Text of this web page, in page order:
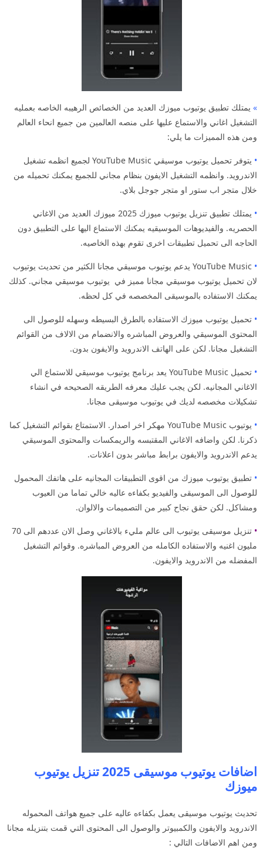
» يمتلك تطبيق يوتيوب ميوزك العديد من الخصائص الرهيبه الخاصه بعمليه
التشغيل اغاني والاستماع عليها على منصه العالمين من جميع انحاء العالم
ومن هذه المميزات ما يلي:
•
يتوفر تحميل يوتيوب موسيقي YouTube Music لجميع انظمه تشغيل
الاندرويد. وانظمه التشغيل الايفون بنظام مجاني للجميع يمكنك تحميله من
خلال متجر اب ستور او متجر جوجل بلاي.
•
يمتلك تطبيق تنزيل يوتيوب ميوزك 2025 ميوزك العديد من الاغاني
الحصريه. والفيديوهات الموسيقيه يمكنك الاستماع اليها على التطبيق دون
الحاجه الى تحميل تطبيقات اخرى تقوم بهذه الخاصيه.
•
YouTube Music يدعم يوتيوب موسيقي مجانا الكثير من تحديث يوتيوب
لان تحميل يوتيوب موسيقي مجانا مميز في يوتيوب موسيقي مجاني. كذلك
يمكنك الاستفاده بالموسيقى المخصصه في كل لحظه.
• تحميل يوتيوب ميوزك الاستفاده بالطرق البسيطه وسهله للوصول الى
المحتوى الموسيقي والعروض المباشره والانضمام من الالاف من القوائم
التشغيل مجانا. لكن على الهاتف الاندرويد والايفون بدون.
•
تحميل YouTube Music يعد برنامج يوتيوب موسيقي للاستماع الي
الاغاني المجانيه. لكن يجب عليك معرفه الطريقه الصحيحه في انشاء
تشكيلات مخصصه لديك في يوتيوب موسيقى مجانا.
•
يوتيوب YouTube Music مهكر اخر اصدار. الاستمتاع بقوائم التشغيل كما
ذكرنا. لكن واضافه الاغاني المقتبسه والريمكسات والمحتوى الموسيقي
يدعم الاندرويد والايفون برابط مباشر بدون اعلانات.
• تطبيق يوتيوب ميوزك من اقوى التطبيقات المجانيه على هاتفك المحمول
للوصول الى الموسيقى والفيديو بكفاءه عاليه خالي تماما من العيوب
ومشاكل. لكن حقق نجاح كبير من التصميمات والالوان.
•
تنزيل موسيقى يوتيوب الى عالم مليء بالاغاني وصل الان عددهم الى 70
مليون اغنيه والاستفاده الكامله من العروض المباشره. وقوائم التشغيل
المفضله من الاندرويد والايفون.
اضافات يوتيوب موسيقى 2025 تنزيل يوتيوب
ميوزك
تحديث يوتيوب موسيقى يعمل بكفاءه عاليه على جميع هواتف المحموله
الاندرويد والايفون والكمبيوتر والوصول الى المحتوى التي قمت بتنزيله مجانا
ومن اهم الاضافات التالي :